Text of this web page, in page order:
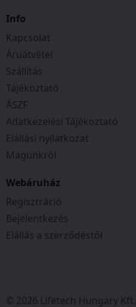
Info
Kapcsolat
Áruátvétel
Szállítás
Tájékoztató
ÁSZF
Adatkezelési Tájékoztató
Elállási nyilatkozat
Magunkról
Webáruház
Regisztráció
Bejelentkezés
Elállás a szerződéstől
© 2026 Lifetech Hungary Kft.